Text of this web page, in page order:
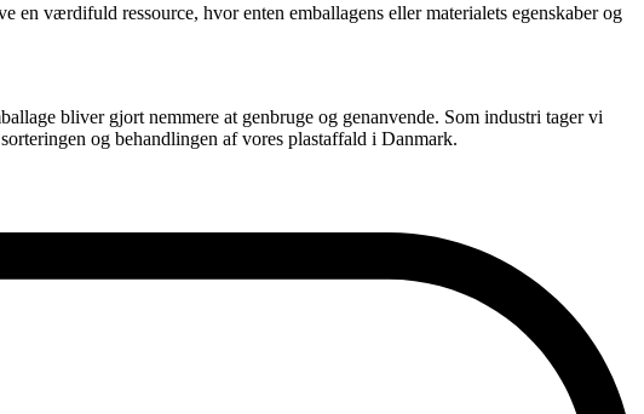
værdifuld ressource, hvor enten emballagens eller materialets egenskaber og
bliver gjort nemmere at genbruge og genanvende. Som industri tager vi
og behandlingen af vores plastaffald i Danmark.